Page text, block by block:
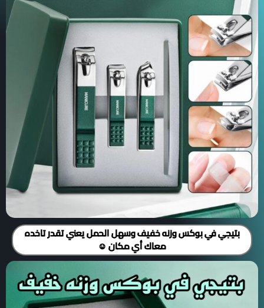
بتيجي في بوكس وزنه خفيف وسهل الحمل يعني تقدر تاخده
معاك أي مكان ☺